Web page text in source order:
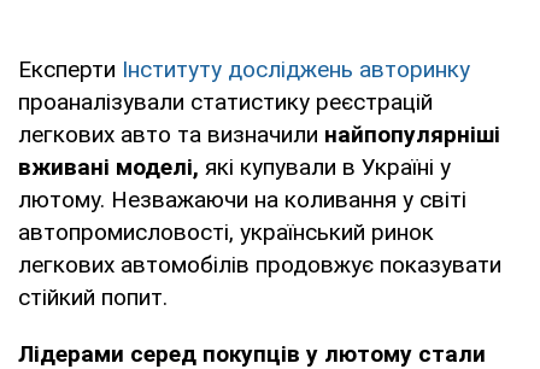
Експерти Інституту досліджень авторинку
проаналізували статистику реєстрацій
легкових авто та визначили найпопулярніші
вживані моделі, які купували в Україні у
лютому. Незважаючи на коливання у світі
автопромисловості, український ринок
легкових автомобілів продовжує показувати
стійкий попит.
Лідерами серед покупців у лютому стали